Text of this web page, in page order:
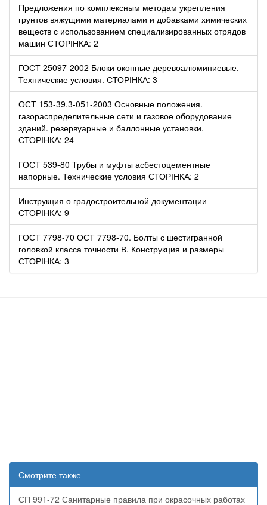
Предложения по комплексным методам укрепления
грунтов вяжущими материалами и добавками химических
веществ с использованием специализированных отрядов
машин СТОРІНКА: 2
ГОСТ 25097-2002 Блоки оконные деревоалюминиевые.
Технические условия. СТОРІНКА: 3
ОСТ 153-39.3-051-2003 Основные положения.
газораспределительные сети и газовое оборудование
зданий. резервуарные и баллонные установки.
СТОРІНКА: 24
ГОСТ 539-80 Трубы и муфты асбестоцементные
напорные. Технические условия СТОРІНКА: 2
Инструкция о градостроительной документации
СТОРІНКА: 9
ГОСТ 7798-70 ОСТ 7798-70. Болты с шестигранной
головкой класса точности В. Конструкция и размеры
СТОРІНКА: 3
Смотрите также
СП 991-72 Санитарные правила при окрасочных работах